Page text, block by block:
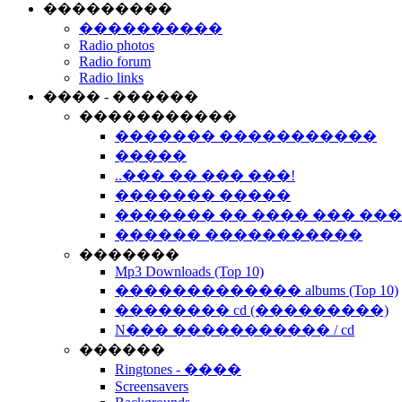
���������
����������
Radio photos
Radio forum
Radio links
���� - ������
�����������
������� �����������
�����
..��� �� ��� ���!
������� �����
������� �� ���� ���
������ �����������
�������
Mp3 Downloads (Top 10)
������������� albums (Top 10)
�������� cd (���������)
N��� ����������� / cd
������
Ringtones - ����
Screensavers